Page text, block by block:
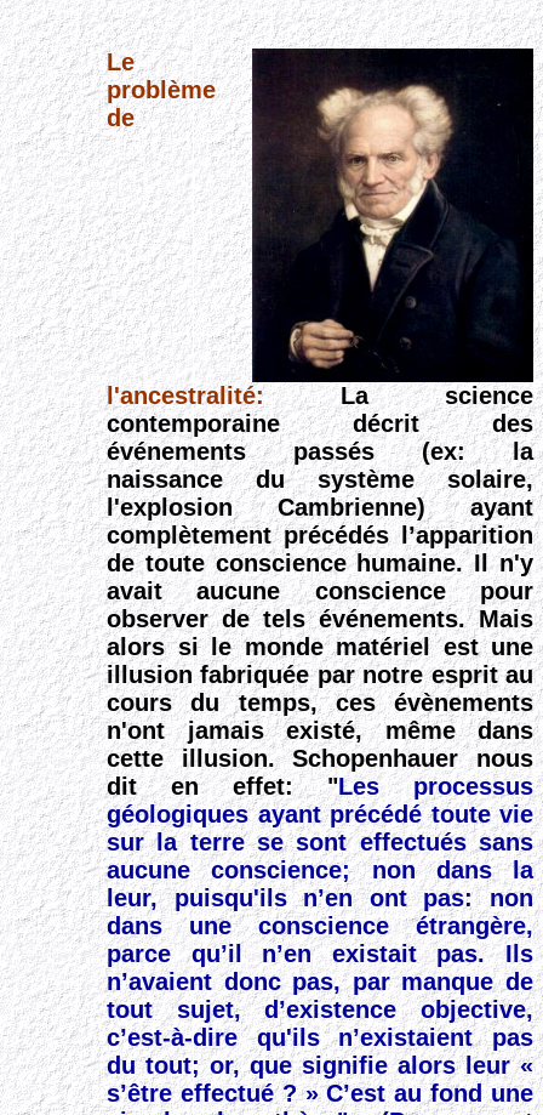
Le
problème
de
l'ancestralité:La science
contemporaine décrit des
événementspassés(ex: la
naissance du systèmesolaire,
l'explosion Cambrienne) ayant
complètement précédés l’apparition
de toute conscience humaine. Il n'y
avait aucune conscience pour
observer de tels événements.Mais
alors si le monde matériel est une
illusion fabriquée par notre esprit au
cours du temps, ces évènements
n'ont jamais existé, même dans
cette illusion.
Schopenhauer nous
dit en effet: "Les processus
géologiques ayant précédé toute vie
sur la terre se sont effectués sans
aucune conscience; non dans la
leur, puisqu'ils n’en ont pas: non
dans une conscience étrangère,
parce qu’il n’en existait pas. Ils
n’avaient donc pas, par manque de
tout sujet, d’existence objective,
c’est-à-dire qu'ils n’existaient pas
du tout; or, que signifie alors leur «
s’être effectué ? » C’est au fond une